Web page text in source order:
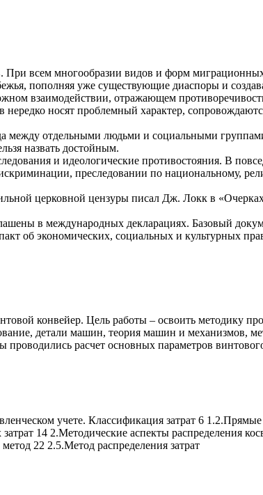
всем многообразии видов и форм
пополняя уже существующие диаспоры и
взаимодействии, отражающем
носят проблемный характер,
между отдельными людьми и социальными
назвать достойным.
и идеологические противостояния. В
преследовании по национальному,
церковной цензуры писал Дж. Локк в
в международных декларациях. Базовый
об экономических, социальных и культурных
конвейер. Цель работы – освоить методику
детали машин, теория машин и механизмов,
расчет основных параметров
учете. Классификация затрат 6
14 2.Методические аспекты распределения
22 2.5.Метод распределения затрат